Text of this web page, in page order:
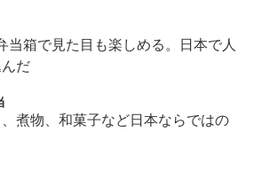
当箱で見た目も楽しめる。日本で人
だ
煮物、和菓子など日本ならではの